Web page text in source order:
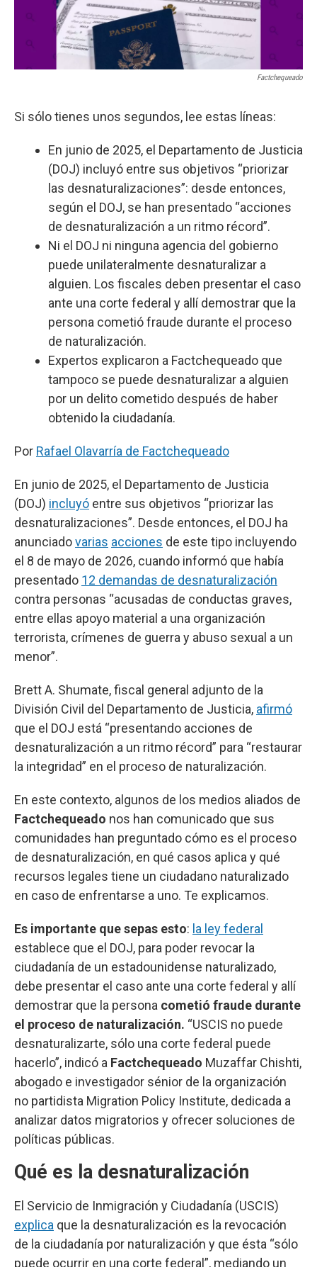
Factchequeado
Si sólo tienes unos segundos, lee estas líneas:
En junio de 2025, el Departamento de Justicia
(DOJ) incluyó entre sus objetivos “priorizar
las desnaturalizaciones”: desde entonces,
según el DOJ, se han presentado “acciones
de desnaturalización a un ritmo récord”.
Ni el DOJ ni ninguna agencia del gobierno
puede unilateralmente desnaturalizar a
alguien. Los fiscales deben presentar el caso
ante una corte federal y allí demostrar que la
persona cometió fraude durante el proceso
de naturalización.
Expertos explicaron a Factchequeado que
tampoco se puede desnaturalizar a alguien
por un delito cometido después de haber
obtenido la ciudadanía.
Por Rafael Olavarría de Factchequeado
En junio de 2025, el Departamento de Justicia
(DOJ) incluyó entre sus objetivos “priorizar las
desnaturalizaciones”. Desde entonces, el DOJ ha
anunciadovarias acciones de este tipo incluyendo
el 8 de mayo de 2026, cuando informó que había
presentado 12 demandas de desnaturalización
contra personas “acusadas de conductas graves,
entre ellas apoyo material a una organización
terrorista, crímenes de guerra y abuso sexual a un
menor”.
Brett A. Shumate, fiscal general adjunto de la
División Civil del Departamento de Justicia, afirmó
que el DOJ está “presentando acciones de
desnaturalización a un ritmo récord” para “restaurar
la integridad” en el proceso de naturalización.
En este contexto, algunos de los medios aliados de
Factchequeado nos han comunicado que sus
comunidades han preguntado cómo es el proceso
de desnaturalización, en qué casos aplica y qué
recursos legales tiene un ciudadano naturalizado
en caso de enfrentarse a uno. Te explicamos.
Es importante que sepas esto: la ley federal
establece que el DOJ, para poder revocar la
ciudadanía de un estadounidense naturalizado,
debe presentar el caso ante una corte federal y allí
demostrar que la persona cometió fraude durante
el proceso de naturalización. “USCIS no puede
desnaturalizarte, sólo una corte federal puede
hacerlo”, indicó a Factchequeado Muzaffar Chishti,
abogado e investigador sénior de la organización
no partidista Migration Policy Institute, dedicada a
analizar datos migratorios y ofrecer soluciones de
políticas públicas.
Qué es la desnaturalización
El Servicio de Inmigración y Ciudadanía (USCIS)
explica que la desnaturalización es la revocación
de la ciudadanía por naturalización y que ésta “sólo
puede ocurrir en una corte federal”, mediando un